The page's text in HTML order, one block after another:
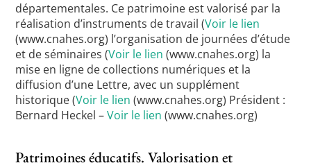
départementales. Ce patrimoine est valorisé par la
réalisation d’instruments de travail (Voir le lien
(www.cnahes.org) l’organisation de journées d’étude
et de séminaires (Voir le lien (www.cnahes.org) la
mise en ligne de collections numériques et la
diffusion d’une Lettre, avec un supplément
historique (Voir le lien (www.cnahes.org) Président :
Bernard Heckel –Voir le lien (www.cnahes.org)
Patrimoines éducatifs. Valorisation et